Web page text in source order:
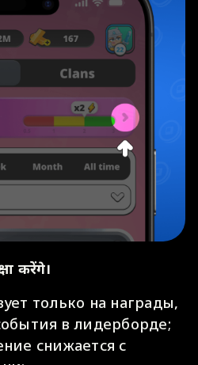
करेंगे।
только на награды,
в лидерборде;
снижается с